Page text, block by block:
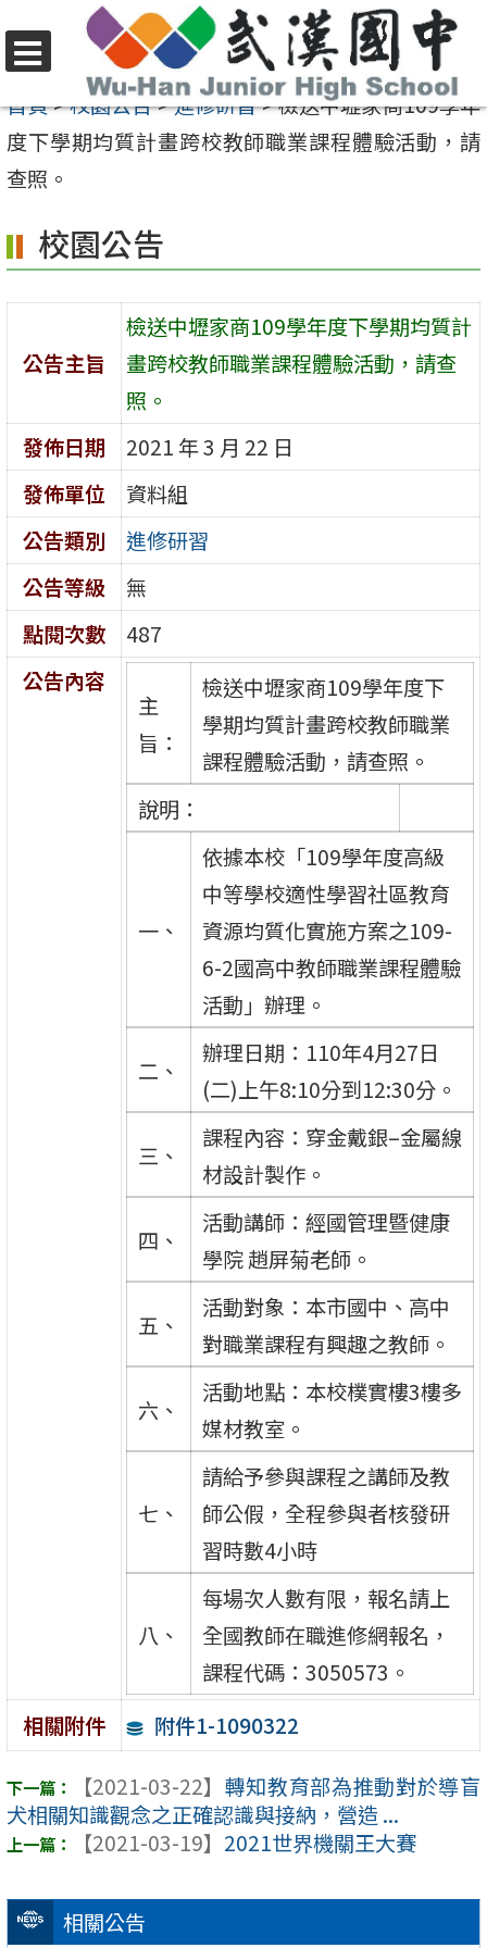
至
要
內
區
選
單
首頁>校園公告>進修研習>檢送中壢家商109學年
度下學期均質計畫跨校教師職業課程體驗活動，請
查照。
相關公告
校園公告
公告主旨
檢送中壢家商109學年度下學期均質計
畫跨校教師職業課程體驗活動，請查
照。
發佈日期
2021 年 3 月 22 日
發佈單位
資料組
公告類別
進修研習
公告等級
無
點閱次數
487
公告內容
主
旨：
檢送中壢家商109學年度下
學期均質計畫跨校教師職業
課程體驗活動，請查照。
說明：
一、
依據本校「109學年度高級
中等學校適性學習社區教育
資源均質化實施方案之109-
6-2國高中教師職業課程體驗
活動」辦理。
二、
辦理日期：110年4月27日
(二)上午8:10分到12:30分。
三、
課程內容：穿金戴銀–金屬線
材設計製作。
四、
活動講師：經國管理暨健康
學院 趙屏菊老師。
五、
活動對象：本市國中、高中
對職業課程有興趣之教師。
六、
活動地點：本校樸實樓3樓多
媒材教室。
七、
請給予參與課程之講師及教
師公假，全程參與者核發研
習時數4小時
八、
每場次人數有限，報名請上
全國教師在職進修網報名，
課程代碼：3050573。
相關附件
附件1-1090322
【2021-03-22】 轉知教育部為推動對於導盲
犬相關知識觀念之正確認識與接納，營造 ...
【2021-03-19】 2021世界機關王大賽